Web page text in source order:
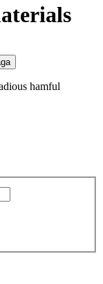
hamful